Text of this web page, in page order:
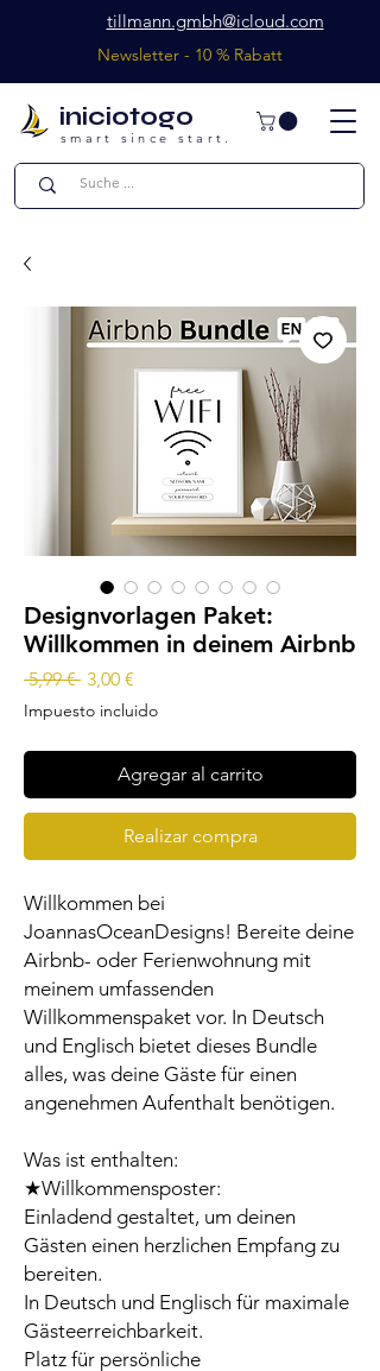
iniciotogo
smart since start.
tillmann.gmbh@icloud.com
Newsletter - 10 % Rabatt
Designvorlagen Paket:
Willkommen in deinem Airbnb
5,99 € Precio
3,00 €
de
oferta
Impuesto incluido
Agregar al carrito
Realizar compra
Willkommen bei
JoannasOceanDesigns! Bereite deine
Airbnb- oder Ferienwohnung mit
meinem umfassenden
Willkommenspaket vor. In Deutsch
und Englisch bietet dieses Bundle
alles, was deine Gäste für einen
angenehmen Aufenthalt benötigen.
Was ist enthalten:
★Willkommensposter:
Einladend gestaltet, um deinen
Gästen einen herzlichen Empfang zu
bereiten.
In Deutsch und Englisch für maximale
Gästeerreichbarkeit.
Platz für persönliche